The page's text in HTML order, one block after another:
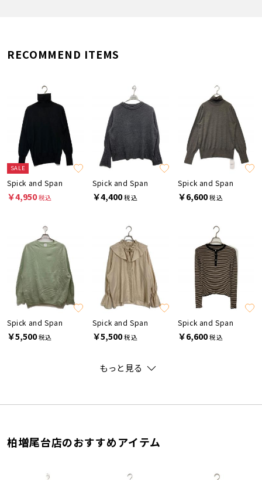
RECOMMEND ITEMS
SALE
Spick and Span
￥4,950税込
Spick and Span
￥4,400税込
Spick and Span
￥6,600税込
Spick and Span
￥5,500税込
Spick and Span
￥5,500税込
Spick and Span
￥6,600税込
もっと見る
柏増尾台店のおすすめアイテム